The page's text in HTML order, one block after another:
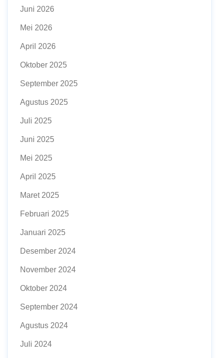
Juni 2026
Mei 2026
April 2026
Oktober 2025
September 2025
Agustus 2025
Juli 2025
Juni 2025
Mei 2025
April 2025
Maret 2025
Februari 2025
Januari 2025
Desember 2024
November 2024
Oktober 2024
September 2024
Agustus 2024
Juli 2024